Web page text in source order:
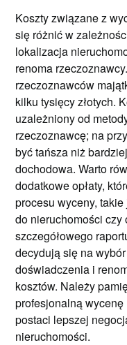
Koszty związane z
się różnić w
lokalizacja
renoma
rzeczoznawców
kilku tysięcy złotych.
uzależniony od
rzeczoznawcę; na
być tańsza niż
dochodowa. Warto
dodatkowe opłaty,
procesu wyceny,
do nieruchomości czy
szczegółowego
decydują się na
doświadczenia i
kosztów. Należy
profesjonalną
postaci lepszej
nieruchomości.